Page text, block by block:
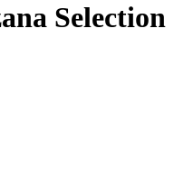
Selection